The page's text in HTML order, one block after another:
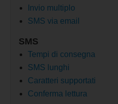
Invio multiplo
SMS via email
SMS
Tempi di consegna
SMS lunghi
Caratteri supportati
Conferma lettura